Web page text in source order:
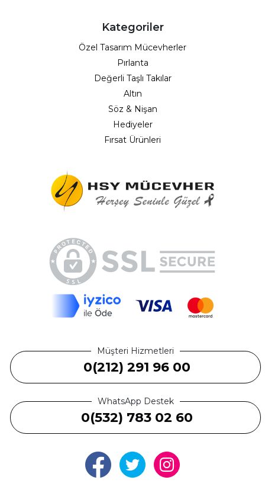
Kategoriler
Özel Tasarım Mücevherler
Pırlanta
Değerli Taşlı Takılar
Altın
Söz & Nişan
Hediyeler
Fırsat Ürünleri
Müşteri Hizmetleri
0(212) 291 96 00
WhatsApp Destek
0(532) 783 02 60